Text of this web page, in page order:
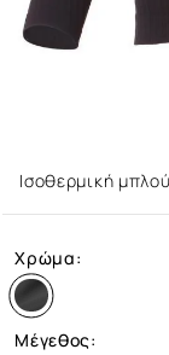
Ισοθερμική
Χρώμα:
Μέγεθος: